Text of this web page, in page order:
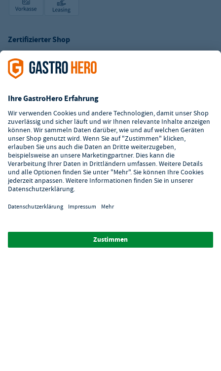
Zertifizierter Shop
Digitaler Showroom
Kundenservice
Kontaktformular
Hilfe